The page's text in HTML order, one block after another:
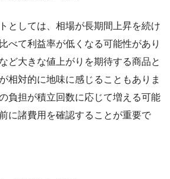
としては、相場が長期間上昇を続け
べて利益率が低くなる可能性があり
ど大きな値上がりを期待する商品と
相対的に地味に感じることもありま
負担が積立回数に応じて増える可能
に諸費用を確認することが重要で